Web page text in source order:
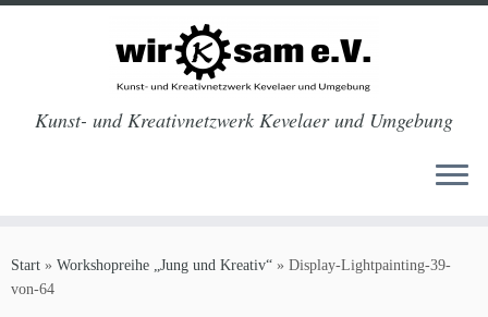
Inhalt
springen
Kunst- und Kreativnetzwerk Kevelaer und Umgebung
Start » Workshopreihe „Jung und Kreativ“ » Display-Lightpainting-39-
von-64